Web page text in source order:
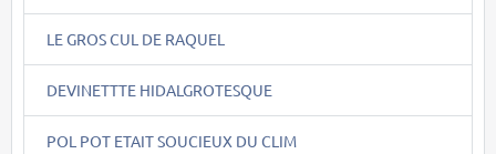
LE GROS CUL DE RAQUEL
DEVINETTTE HIDALGROTESQUE
POL POT ETAIT SOUCIEUX DU CLIM